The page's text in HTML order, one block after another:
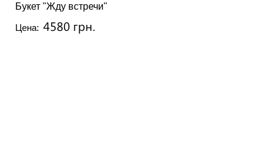
Букет "Жду встречи"
Цена: 4580 грн.